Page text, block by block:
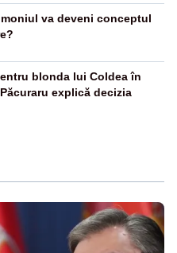
va deveni conceptul
blonda lui Coldea în
explică decizia